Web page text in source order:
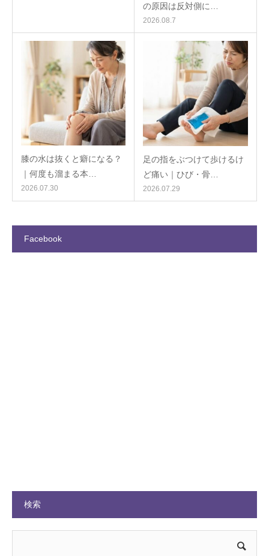
の原因は反対側に…
2026.08.7
膝の水は抜くと癖になる？
｜何度も溜まる本…
2026.07.30
足の指をぶつけて歩けるけ
ど痛い｜ひび・骨…
2026.07.29
Facebook
検索